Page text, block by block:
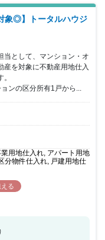
象◎】トータルハウジ
当として、マンション・オ
産を対象に不動産用地仕入
ンの区分所有1戸から...
用地仕入れ, アパート用地
分物件仕入れ, 戸建用地仕
る